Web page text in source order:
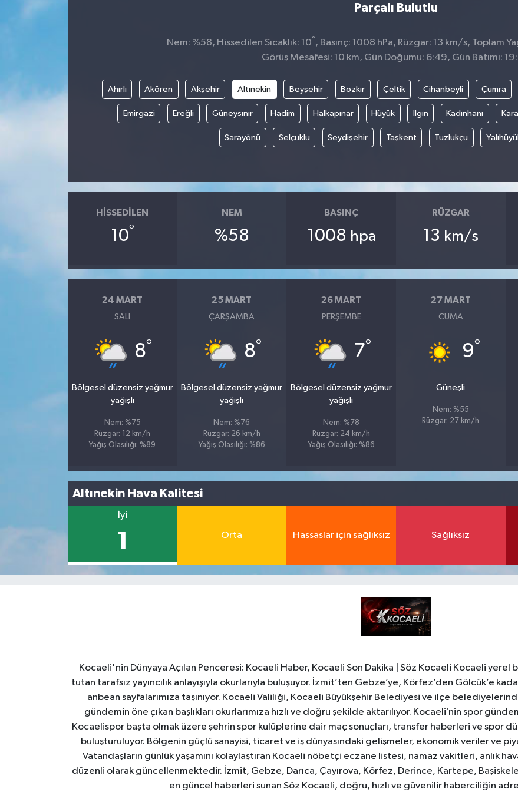
Parçalı Bulutlu
Nem: %58, Hissedilen Sıcaklık: 10° , Basınç: 1008 hPa, Rüzgar: 13 km/s, Toplam
Görüş Mesafesi: 10 km, Gün Doğumu: 6:49, Gün Batımı:
Ahırlı Akören Akşehir Altınekin Beyşehir Bozkır Çeltik Cihanbeyli Çumra
Emirgazi Ereğli Güneysınır Hadim Halkapınar Hüyük Ilgın Kadınhanı
Sarayönü Selçuklu Seydişehir Taşkent Tuzlukçu
HISSEDILEN
10°
NEM
%58
BASINÇ
1008 hpa
RÜZGAR
13 km/s
24 MART
SALI
8°
Bölgesel düzensiz yağmur
yağışlı
Nem: %75
Rüzgar: 12 km/h
Yağış Olasılığı: %89
25 MART
ÇARŞAMBA
8°
Bölgesel düzensiz yağmur
yağışlı
Nem: %76
Rüzgar: 26 km/h
Yağış Olasılığı: %86
26 MART
PERŞEMBE
7°
Bölgesel düzensiz yağmur
yağışlı
Nem: %78
Rüzgar: 24 km/h
Yağış Olasılığı: %86
27 MART
CUMA
9°
Güneşli
Nem: %55
Rüzgar: 27 km/h
Altınekin Hava Kalitesi
İyi
1 Orta Hassaslar için sağlıksız Sağlıksız
Kocaeli'nin Dünyaya Açılan Penceresi: Kocaeli Haber, Kocaeli Son Dakika | Söz Kocaeli Kocaeli yerel
tutan tarafsız yayıncılık anlayışıyla okurlarıyla buluşuyor. İzmit’ten Gebze’ye, Körfez’den Gölcük’e
anbean sayfalarımıza taşınıyor. Kocaeli Valiliği, Kocaeli Büyükşehir Belediyesi ve ilçe
gündemin öne çıkan başlıkları okurlarımıza hızlı ve doğru şekilde aktarılıyor. Kocaeli’nin spor
Kocaelispor başta olmak üzere şehrin spor kulüplerine dair maç sonuçları, transfer haberleri ve spor
buluşturuluyor. Bölgenin güçlü sanayisi, ticaret ve iş dünyasındaki gelişmeler, ekonomik veriler ve
Vatandaşların günlük yaşamını kolaylaştıran Kocaeli nöbetçi eczane listesi, namaz vakitleri, anlık
düzenli olarak güncellenmektedir. İzmit, Gebze, Darıca, Çayırova, Körfez, Derince, Kartepe,
en güncel haberleri sunan Söz Kocaeli, doğru, hızlı ve güvenilir haberciliğin